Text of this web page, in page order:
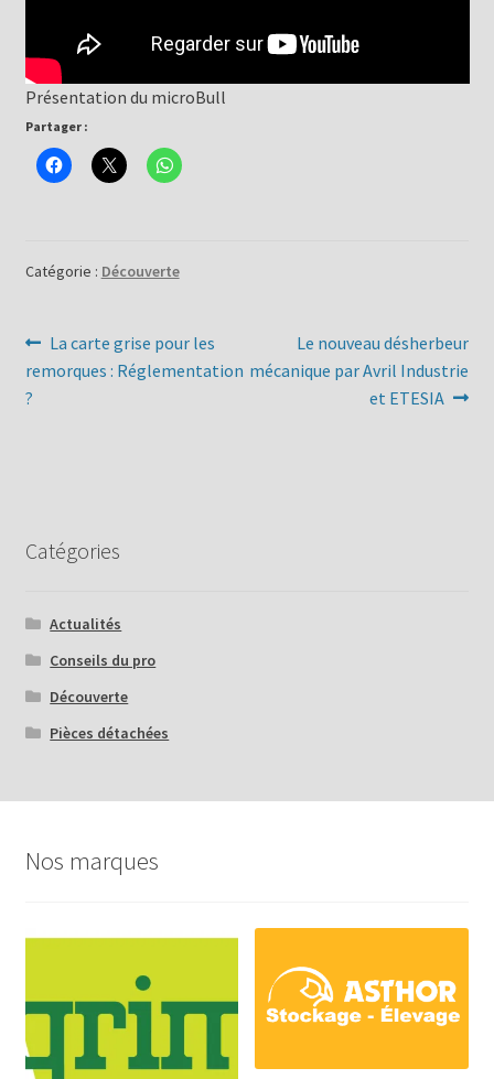
Présentation du microBull
Partager :
Catégorie : Découverte
Navigation
de
Article
précédent :
La carte grise pour les
remorques : Réglementation
?
Article
suivant :
Le nouveau désherbeur
mécanique par Avril Industrie
et ETESIA
Catégories
Actualités
Conseils du pro
Découverte
Pièces détachées
Nos marques